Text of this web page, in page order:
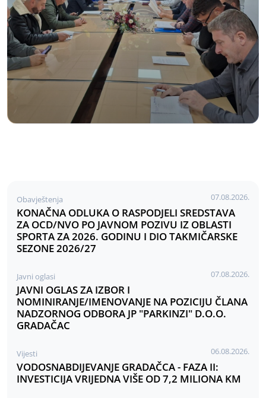
Obavještenja 07.08.2026.
KONAČNA ODLUKA O RASPODJELI SREDSTAVA
ZA OCD/NVO PO JAVNOM POZIVU IZ OBLASTI
SPORTA ZA 2026. GODINU I DIO TAKMIČARSKE
SEZONE 2026/27
Javni oglasi 07.08.2026.
JAVNI OGLAS ZA IZBOR I
NOMINIRANJE/IMENOVANJE NA POZICIJU ČLANA
NADZORNOG ODBORA JP "PARKINZI" D.O.O.
GRADAČAC
Vijesti 06.08.2026.
VODOSNABDIJEVANJE GRADAČCA - FAZA II:
INVESTICIJA VRIJEDNA VIŠE OD 7,2 MILIONA KM